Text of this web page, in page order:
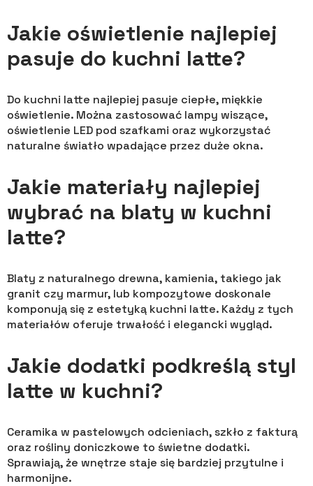
Jakie oświetlenie najlepiej
pasuje do kuchni latte?
Do kuchni latte najlepiej pasuje ciepłe, miękkie
oświetlenie. Można zastosować lampy wiszące,
oświetlenie LED pod szafkami oraz wykorzystać
naturalne światło wpadające przez duże okna.
Jakie materiały najlepiej
wybrać na blaty w kuchni
latte?
Blaty z naturalnego drewna, kamienia, takiego jak
granit czy marmur, lub kompozytowe doskonale
komponują się z estetyką kuchni latte. Każdy z tych
materiałów oferuje trwałość i elegancki wygląd.
Jakie dodatki podkreślą styl
latte w kuchni?
Ceramika w pastelowych odcieniach, szkło z fakturą
oraz rośliny doniczkowe to świetne dodatki.
Sprawiają, że wnętrze staje się bardziej przytulne i
harmonijne.